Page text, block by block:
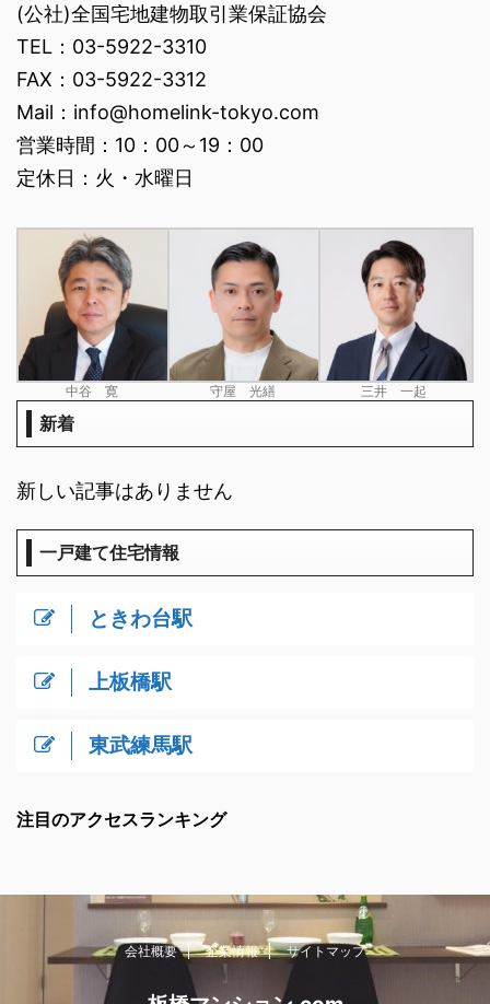
(公社)全国宅地建物取引業保証協会
TEL：03-5922-3310
FAX：03-5922-3312
Mail：info@homelink-tokyo.com
営業時間：10：00～19：00
定休日：火・水曜日
中谷 寛 守屋 光繕 三井 一起
新着
新しい記事はありません
一戸建て住宅情報
ときわ台駅
上板橋駅
東武練馬駅
注目のアクセスランキング
会社概要 企業情報 サイトマップ